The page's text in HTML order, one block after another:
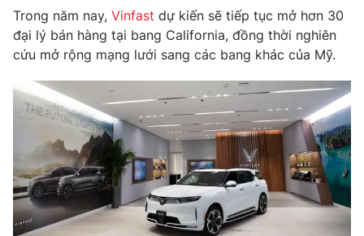
Hậu trường
Nhân vật
Khán giả
Giải sao mai
Giải trí
Điện ảnh
Sao
Đời sống
Du lịch
Làm đẹp
Chất lượng cuộc sống
Giáo dục
Tuyển sinh
Học trực tuyến
Công nghệ
Hitech Công nghệ tương lai
Sản phẩm
Giao lưu trực tuyến
Trong năm nay, Vinfast dự kiến sẽ tiếp tục mở hơn 30
đại lý bán hàng tại bang California, đồng thời nghiên
cứu mở rộng mạng lưới sang các bang khác của Mỹ.